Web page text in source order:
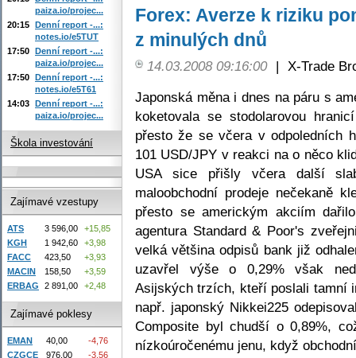
Forex: Averze k riziku
z minulých dnů
14.03.2008 09:16:00 | X-Trade
Japonská měna i dnes na páru s
koketovala se stodolarovou
přesto že se včera v odpoledních
101 USD/JPY v reakci na o něco
USA sice přišly včera další
maloobchodní prodeje nečekaně
přesto se americkým akciím
agentura Standard & Poor's
velká většina odpisů bank již
uzavřel výše o 0,29% však
Asijských trzích, kteří poslali tamní
např. japonský Nikkei225
Composite byl chudší o 0,89%,
nízkoúročenému jenu, když
paiza.io/projec...
20:15 Denní report -...:
notes.io/e5TUT
17:50 Denní report -...:
paiza.io/projec...
17:50 Denní report -...:
notes.io/e5T61
14:03 Denní report -...:
paiza.io/projec...
Škola investování
Zajímavé vzestupy
ATS 3 596,00
+15,85
KGH
1 942,60
+3,98
FACC
423,50
+3,93
MACIN
158,50
+3,59
ERBAG
2 891,00 +2,48
Zajímavé poklesy
EMAN 40,00
-4,76
CZGCE
976,00
-3,56